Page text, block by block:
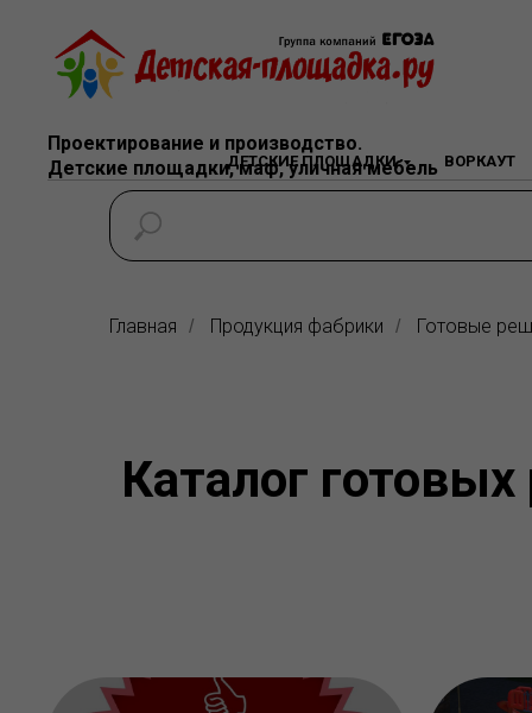
Проектирование и производство.
Детские площадки, маф, уличная мебель
ДЕТСКИЕ ПЛОЩАДКИ ВОРКАУТ
Главная / Продукция фабрики / Готовые
Каталог